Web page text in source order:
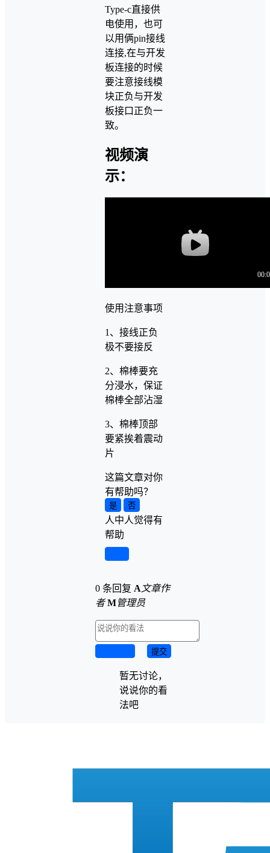
Type-c直接供
电使用，也可
以用俩pin接线
连接,在与开发
板连接的时候
要注意接线模
块正负与开发
板接口正负一
致。
视频演
示：
使用注意事项
1、接线正负
极不要接反
2、棉棒要充
分浸水，保证
棉棒全部沾湿
3、棉棒顶部
要紧挨着震动
片
这篇文章对你
有帮助吗？
是 否
人中人觉得有
帮助
0 条回复 A 文章作
者 M管理员
提交
暂无讨论，
说说你的看
法吧